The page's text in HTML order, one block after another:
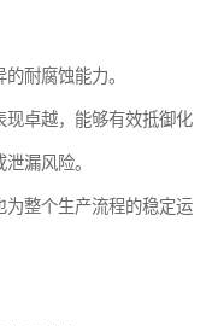
耐腐蚀能力。
卓越，能够有效抵御化
漏风险。
整个生产流程的稳定运